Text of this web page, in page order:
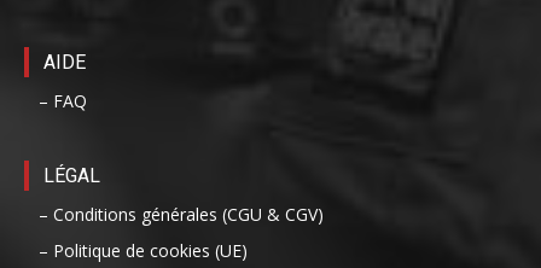
AIDE
– FAQ
LÉGAL
– Conditions générales (CGU & CGV)
– Politique de cookies (UE)